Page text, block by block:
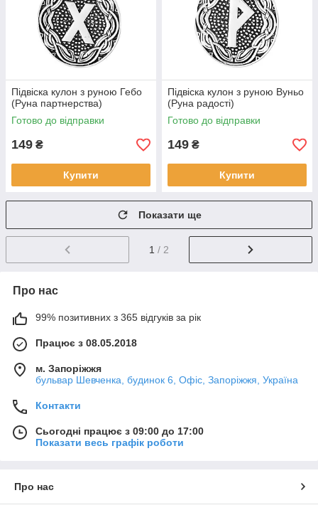
Підвіска кулон з руною Гебо
(Руна партнерства)
Готово до відправки
149 ₴
Купити
Підвіска кулон з руною Вуньо
(Руна радості)
Готово до відправки
149 ₴
Купити
Показати ще
1 / 2
Про нас
99% позитивних з 365 відгуків за рік
Працює з 08.05.2018
м. Запоріжжя
бульвар Шевченка, будинок 6, Офіс, Запоріжжя, Україна
Контакти
Сьогодні працює з 09:00 до 17:00
Показати весь графік роботи
Про нас